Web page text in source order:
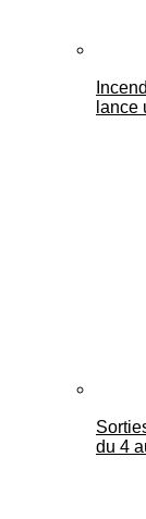
lance
du 4